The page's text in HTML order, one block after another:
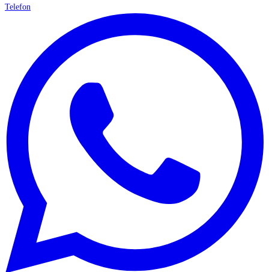
Telefon